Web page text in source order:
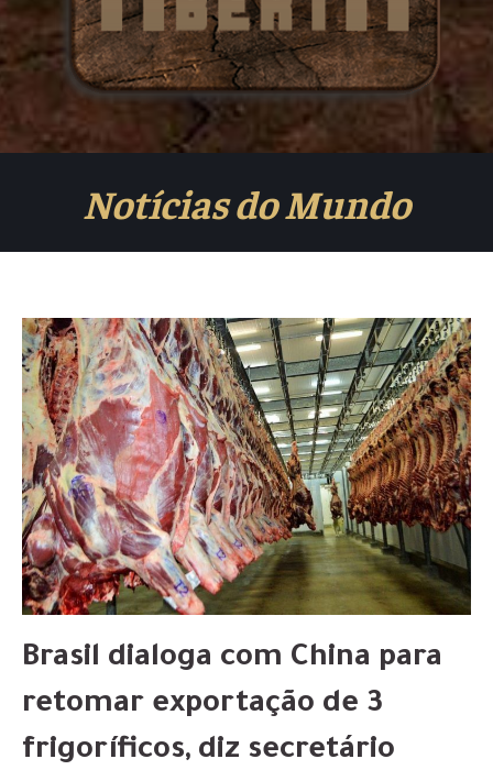
Notícias do Mundo
Brasil dialoga com China para
retomar exportação de 3
frigoríficos, diz secretário